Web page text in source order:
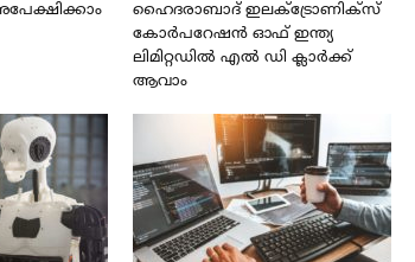
ഹൈദരാബാദ് ഇലക്ട്രോണിക്സ്
കോർപറേഷൻ ഓഫ് ഇന്ത്യ
ലിമിറ്റഡിൽ എൽ ഡി ക്ലാർക്ക്
ആവാം